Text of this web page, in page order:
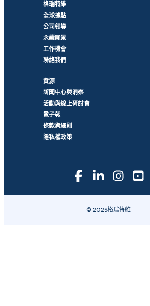
格瑞特維
全球據點
公司領導
永續願景
工作機會
聯絡我們
資源
新聞中心與洞察
活動與線上研討會
電子報
條款與細則
隱私權政策
© 2026格瑞特維